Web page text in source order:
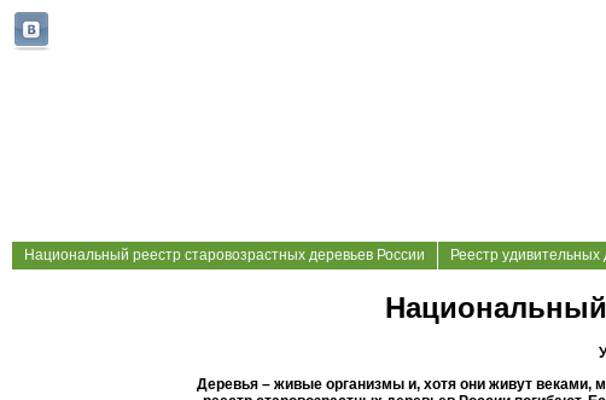
Национальный реестр старовозрастных деревьев России Реестр удивительных
Национальный
Деревья – живые организмы и, хотя они живут